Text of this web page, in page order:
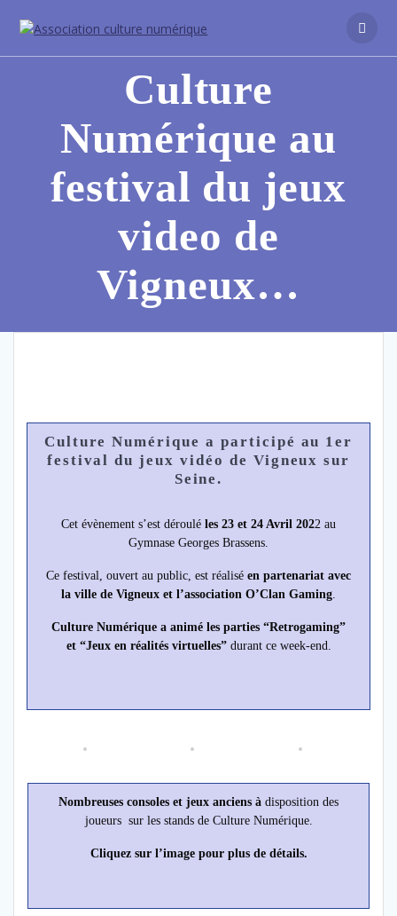
Culture
Numérique au
festival du jeux
video de
Vigneux…
Culture Numérique a participé au 1er
festival du jeux vidéo de Vigneux sur
Seine.
Cet évènement s’est déroulé les 23 et 24 Avril 2022 au
Gymnase Georges Brassens.
Ce festival, ouvert au public, est réalisé en partenariat avec
la ville de Vigneux et l’association O’Clan Gaming.
Culture Numérique a animé les parties “Retrogaming”
et “Jeux en réalités virtuelles”durant ce week-end.
Nombreuses consoles et jeux anciens à disposition des
joueurs sur les stands de Culture Numérique.
Cliquez sur l’image pour plus de détails.